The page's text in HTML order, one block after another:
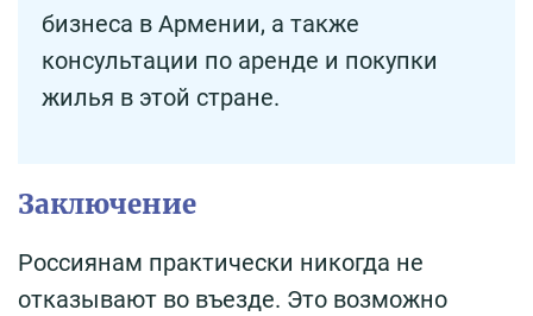
бизнеса в Армении, а также
консультации по аренде и покупки
жилья в этой стране.
Заключение
Россиянам практически никогда не
отказывают во въезде. Это возможно